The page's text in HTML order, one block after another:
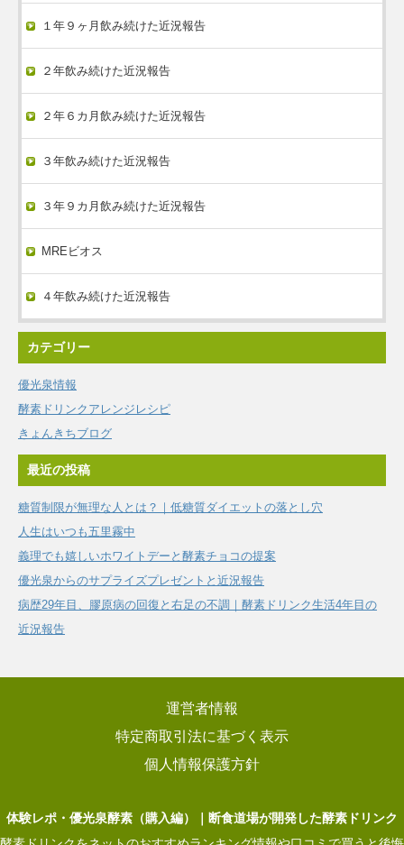
１年９ヶ月飲み続けた近況報告
２年飲み続けた近況報告
２年６カ月飲み続けた近況報告
３年飲み続けた近況報告
３年９カ月飲み続けた近況報告
MREビオス
４年飲み続けた近況報告
カテゴリー
優光泉情報
酵素ドリンクアレンジレシピ
きょんきちブログ
最近の投稿
糖質制限が無理な人とは？｜低糖質ダイエットの落とし穴
人生はいつも五里霧中
義理でも嬉しいホワイトデーと酵素チョコの提案
優光泉からのサプライズプレゼントと近況報告
病歴29年目、膠原病の回復と右足の不調｜酵素ドリンク生活4年目の
近況報告
運営者情報
特定商取引法に基づく表示
個人情報保護方針
体験レポ・優光泉酵素（購入編）｜断食道場が開発した酵素ドリンク